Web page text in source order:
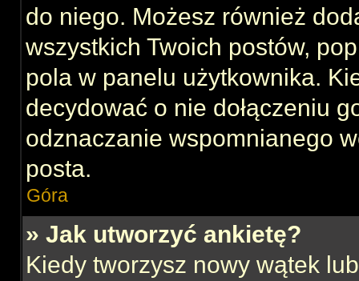
do niego. Możesz również
wszystkich Twoich postów,
pola w panelu użytkownika.
decydować o nie dołączeniu
odznaczanie wspomnianego
posta.
Góra
» Jak utworzyć ankietę?
Kiedy tworzysz nowy wątek